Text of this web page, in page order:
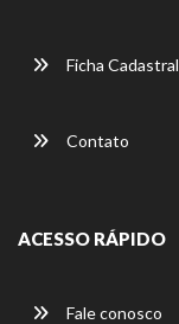
Ficha Cadastral
Contato
ACESSO RÁPIDO
Fale conosco